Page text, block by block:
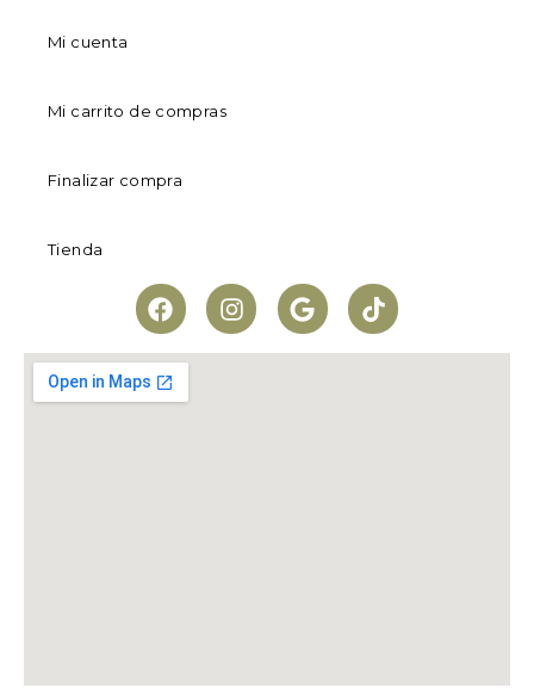
Mi cuenta
Mi carrito de compras
Finalizar compra
Tienda